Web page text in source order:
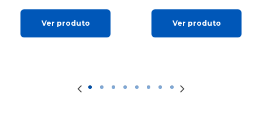
Ver produto Ver produto